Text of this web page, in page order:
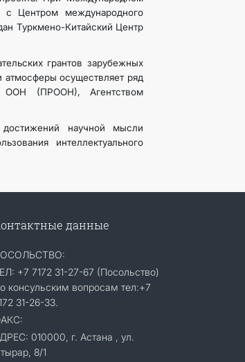
с Центром международного
Туркмено-Китайский Центр
грантов зарубежных
атмосферы осуществляет ряд
ООН (ПРООН), Агентством
научной мысли
интеллектуального
данные
+7 7172 31-27-67 (Посольство)
консульским вопросам тел:+7
31-26-33.
010000, г. Астана , ул.
8/1